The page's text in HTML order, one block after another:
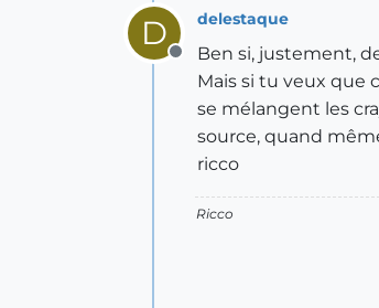
D
Offline
delestaque
Ben si, justement,
Mais si tu veux que
se mélangent les
source, quand
ricco
Ricco